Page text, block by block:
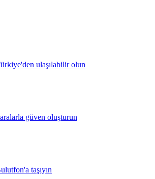
ulaşılabilir olun
güven oluşturun
taşıyın